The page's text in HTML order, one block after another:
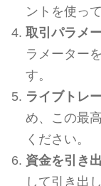
ントを使っ
取引パラメ
ラメーター
す。
ライブトレ
め、この最
ください。
資金を引き
して引き出